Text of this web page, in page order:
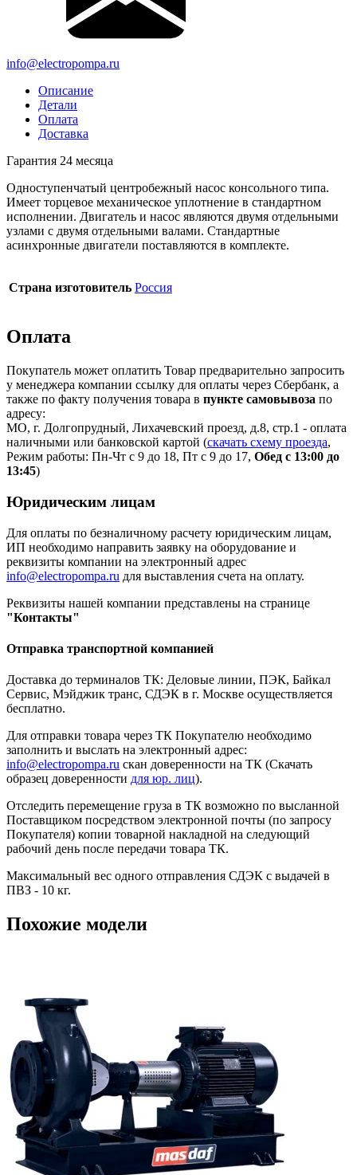
info@electropompa.ru
Описание
Детали
Оплата
Доставка
Гарантия 24 месяца
Одноступенчатый центробежный насос консольного типа.
Имеет торцевое механическое уплотнение в стандартном
исполнении. Двигатель и насос являются двумя отдельными
узлами с двумя отдельными валами. Стандартные
асинхронные двигатели поставляются в комплекте.
Страна изготовитель Россия
Оплата
Покупатель может оплатить Товар предварительно запросить
у менеджера компании ссылку для оплаты через Сбербанк, а
также по факту получения товара в пункте самовывоза по
адресу:
МО, г. Долгопрудный, Лихачевский проезд, д.8, стр.1 - оплата
наличными или банковской картой (скачать схему проезда,
Режим работы: Пн-Чт с 9 до 18, Пт с 9 до 17, Обед с 13:00 до
13:45)
Юридическим лицам
Для оплаты по безналичному расчету юридическим лицам,
ИП необходимо направить заявку на оборудование и
реквизиты компании на электронный адрес
info@electropompa.ru для выставления счета на оплату.
Реквизиты нашей компании представлены на странице
"Контакты"
Отправка транспортной компанией
Доставка до терминалов ТК: Деловые линии, ПЭК, Байкал
Сервис, Мэйджик транс, СДЭК в г. Москве осуществляется
бесплатно.
Для отправки товара через ТК Покупателю необходимо
заполнить и выслать на электронный адрес:
info@electropompa.ru скан доверенности на ТК (Скачать
образец доверенности для юр. лиц).
Отследить перемещение груза в ТК возможно по высланной
Поставщиком посредством электронной почты (по запросу
Покупателя) копии товарной накладной на следующий
рабочий день после передачи товара ТК.
Максимальный вес одного отправления СДЭК с выдачей в
ПВЗ - 10 кг.
Похожие модели